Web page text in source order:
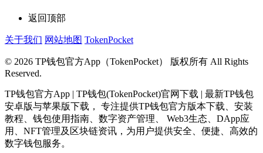
返回顶部
关于我们 网站地图 TokenPocket
© 2026 TP钱包官方App（TokenPocket） 版权所有 All Rights
Reserved.
TP钱包官方App | TP钱包(TokenPocket)官网下载 | 最新TP钱包
安卓版与苹果版下载， 专注提供TP钱包官方版本下载、安装
教程、钱包使用指南、数字资产管理、 Web3生态、DApp应
用、NFT管理及区块链资讯，为用户提供安全、便捷、高效的
数字钱包服务。